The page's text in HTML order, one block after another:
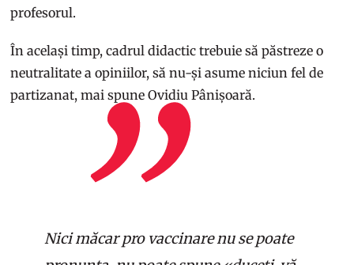
profesorul.
În același timp, cadrul didactic trebuie să păstreze o
neutralitate a opiniilor, să nu-și asume niciun fel de
partizanat, mai spune Ovidiu Pânișoară.
Nici măcar pro vaccinare nu se poate